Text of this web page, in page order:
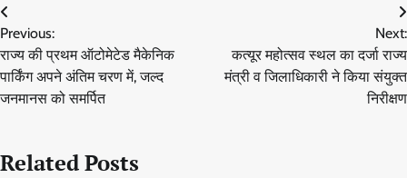
Post
navigation
Previous:
राज्य की प्रथम ऑटोमेटेड मैकेनिक
पार्किंग अपने अंतिम चरण में, जल्द
जनमानस को समर्पित
Next:
कत्यूर महोत्सव स्थल का दर्जा राज्य
मंत्री व जिलाधिकारी ने किया संयुक्त
निरीक्षण
Related Posts